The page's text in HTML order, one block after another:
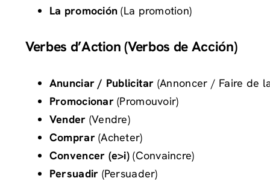
La promoción (La promotion)
Verbes d’Action (Verbos de Acción)
Anunciar / Publicitar (Annoncer / Faire de
Promocionar(Promouvoir)
Vender (Vendre)
Comprar(Acheter)
Convencer (e>i) (Convaincre)
Persuadir (Persuader)